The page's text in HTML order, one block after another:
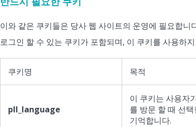
이와 같은 쿠키들은 당사 웹 사이트의 운영에 필요합
로그인 할 수 있는 쿠키가 포함되며, 이 쿠키를 사용하
쿠키명 목적
pll_language
이 쿠키는 사용자
를 방문 할 때 선
기억합니다.